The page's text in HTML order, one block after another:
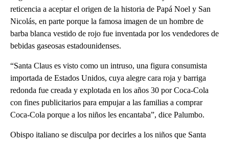
reticencia a aceptar el origen de la historia de Papá Noel y San
Nicolás, en parte porque la famosa imagen de un hombre de
barba blanca vestido de rojo fue inventada por los vendedores de
bebidas gaseosas estadounidenses.
“Santa Claus es visto como un intruso, una figura consumista
importada de Estados Unidos, cuya alegre cara roja y barriga
redonda fue creada y explotada en los años 30 por Coca-Cola
con fines publicitarios para empujar a las familias a comprar
Coca-Cola porque a los niños les encantaba”, dice Palumbo.
Obispo italiano se disculpa por decirles a los niños que Santa